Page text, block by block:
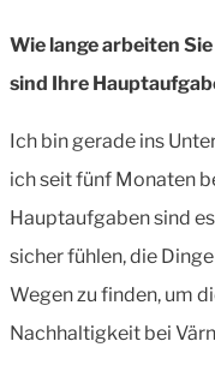
Wie lange arbeiten
sind Ihre
Ich bin gerade ins
ich seit fünf Monaten
Hauptaufgaben sind
sicher fühlen, die
Wegen zu finden, um
Nachhaltigkeit bei